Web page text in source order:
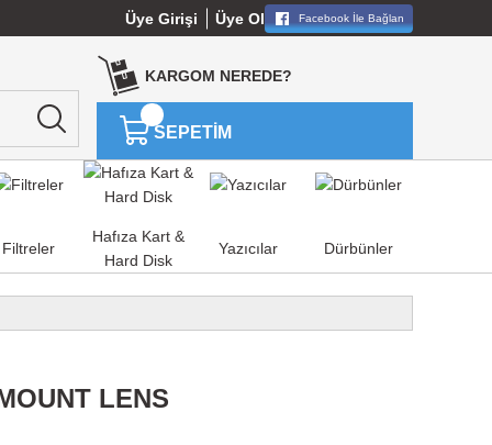
Üye Girişi Üye Ol Facebook İle Bağlan
KARGOM NEREDE?
SEPETİM
Filtreler
Hafıza Kart &
Hard Disk
Yazıcılar Dürbünler
LENS